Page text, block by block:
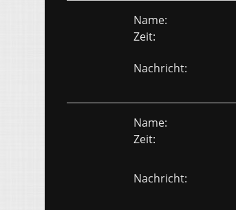
Name:
Zeit:
Nachricht:
Name:
Zeit:
Nachricht: